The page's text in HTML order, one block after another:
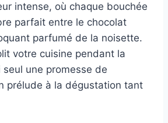
intense, où chaque bouchée
parfait entre le chocolat
parfumé de la noisette.
votre cuisine pendant la
une promesse de
prélude à la dégustation tant